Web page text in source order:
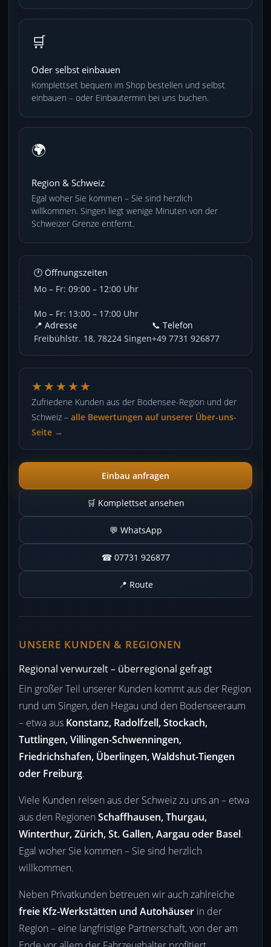
🛒
Oder selbst einbauen
Komplettset bequem im Shop bestellen und selbst
einbauen – oder Einbautermin bei uns buchen.
🌍
Region & Schweiz
Egal woher Sie kommen – Sie sind herzlich
willkommen. Singen liegt wenige Minuten von der
Schweizer Grenze entfernt.
🕐 Öffnungszeiten
Mo – Fr: 09:00 – 12:00 Uhr
Mo – Fr: 13:00 – 17:00 Uhr
📍 Adresse
Freibühlstr. 18, 78224 Singen
📞 Telefon
+49 7731 926877
★★★★★
Zufriedene Kunden aus der Bodensee-Region und der
Schweiz – alle Bewertungen auf unserer Über-uns-
Seite →
Einbau anfragen
🛒 Komplettset ansehen
💬 WhatsApp
☎ 07731 926877
📍 Route
UNSERE KUNDEN & REGIONEN
Regional verwurzelt – überregional gefragt
Ein großer Teil unserer Kunden kommt aus der Region
rund um Singen, den Hegau und den Bodenseeraum
– etwa aus Konstanz, Radolfzell, Stockach,
Tuttlingen, Villingen-Schwenningen,
Friedrichshafen, Überlingen, Waldshut-Tiengen
oder Freiburg.
Viele Kunden reisen aus der Schweiz zu uns an – etwa
aus den Regionen Schaffhausen, Thurgau,
Winterthur, Zürich, St. Gallen, Aargau oder Basel.
Egal woher Sie kommen – Sie sind herzlich
willkommen.
Neben Privatkunden betreuen wir auch zahlreiche
freie Kfz-Werkstätten und Autohäuser in der
Region – eine langfristige Partnerschaft, von der am